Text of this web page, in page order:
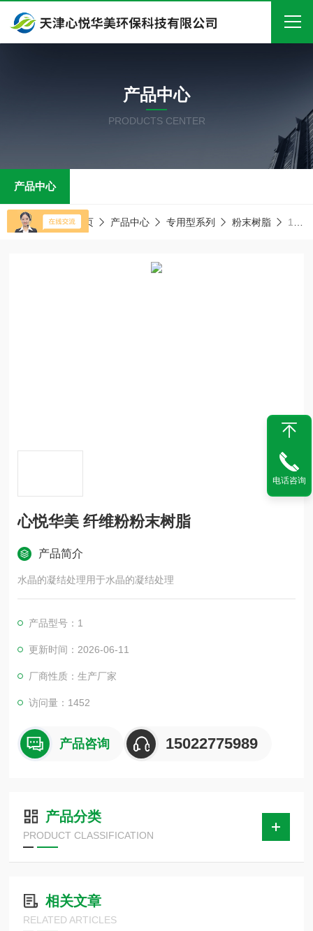
关于我们
产品中心
在线留言
产品中心
PRODUCTS CENTER
产品中心
当前位置：首页 产品中心 专用型系列 粉末树脂 1心悦华美 纤维粉粉末树脂
心悦华美 纤维粉粉末树脂
产品简介
水晶的凝结处理用于水晶的凝结处理
产品型号：1
更新时间：2026-06-11
厂商性质：生产厂家
访问量：1452
产品咨询 15022775989
产品分类
PRODUCT CLASSIFICATION
相关文章
RELATED ARTICLES
电话咨询